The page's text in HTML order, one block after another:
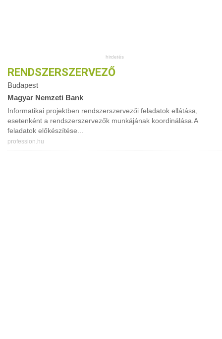
RENDSZERSZERVEZŐ
Budapest
Magyar Nemzeti Bank
Informatikai projektben rendszerszervezői feladatok ellátása,
esetenként a rendszerszervezők munkájának koordinálása.A
feladatok előkészítése...
profession.hu